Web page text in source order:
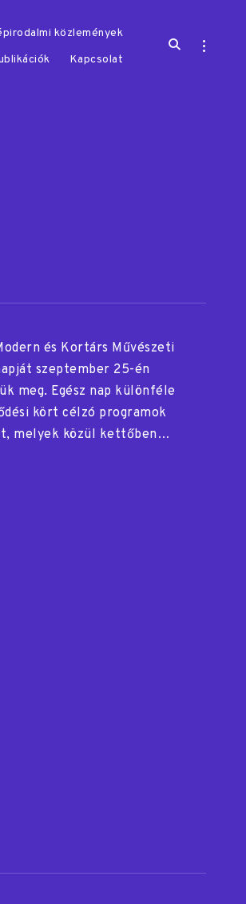
közlemények
Kapcsolat
open
open
és Kortárs Művészeti
szeptember 25-én
meg. Egész nap különféle
kört célzó programok
melyek közül kettőben…